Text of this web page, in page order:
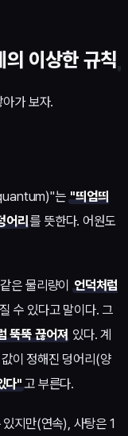
이상한 규칙
가 보자.
quantum)"는"띄엄띄
어리를 뜻한다. 어원도
은 물리량이언덕처럼
수 있다고 말이다. 그
뚝뚝 끊어져 있다. 계
이 정해진 덩어리(양
다"고 부른다.
지만(연속), 사탕은 1